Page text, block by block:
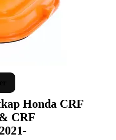
Honda CRF
CRF